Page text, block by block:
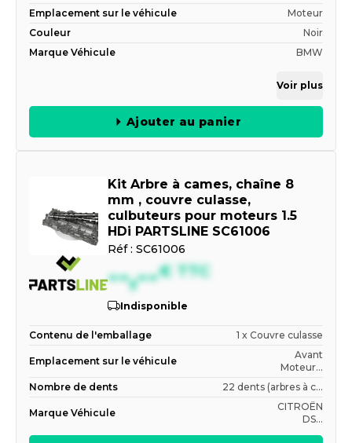
Emplacement sur le véhicule
Moteur
Couleur
Noir
Marque Véhicule
BMW
Voir plus
Ajouter au panier
Kit Arbre à cames, chaîne 8
mm , couvre culasse,
culbuteurs pour moteurs 1.5
HDi PARTSLINE SC61006
Réf : SC61006
--,--€ TTC
Indisponible
Contenu de l'emballage 1 x Couvre culasse
Emplacement sur le véhicule
Avant
Moteur...
Nombre de dents
22 dents (arbres à c...
Marque Véhicule
CITROËN
DS...